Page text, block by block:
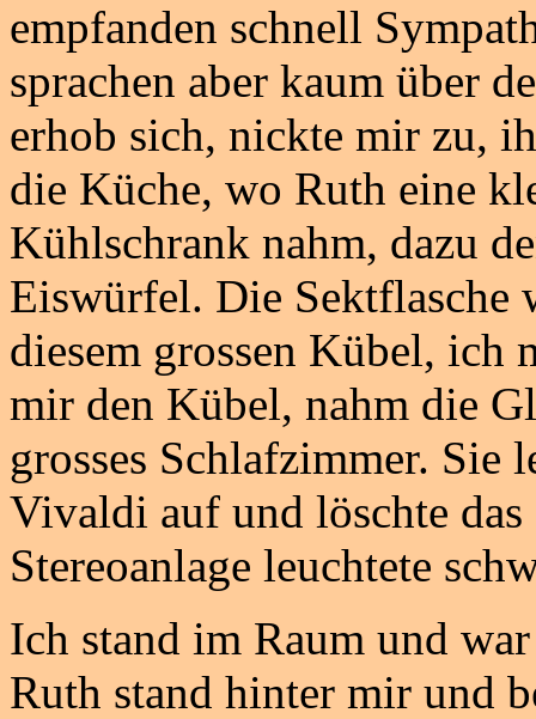
empfanden schnell
sprachen aber kaum über
erhob sich, nickte mir zu,
die Küche, wo Ruth eine
Kühlschrank nahm, dazu
Eiswürfel. Die
diesem grossen Kübel, ich
mir den Kübel, nahm die
grosses Schlafzimmer.
Vivaldi auf und löschte
Stereoanlage leuchtete
Ich stand im Raum und
Ruth stand hinter mir und